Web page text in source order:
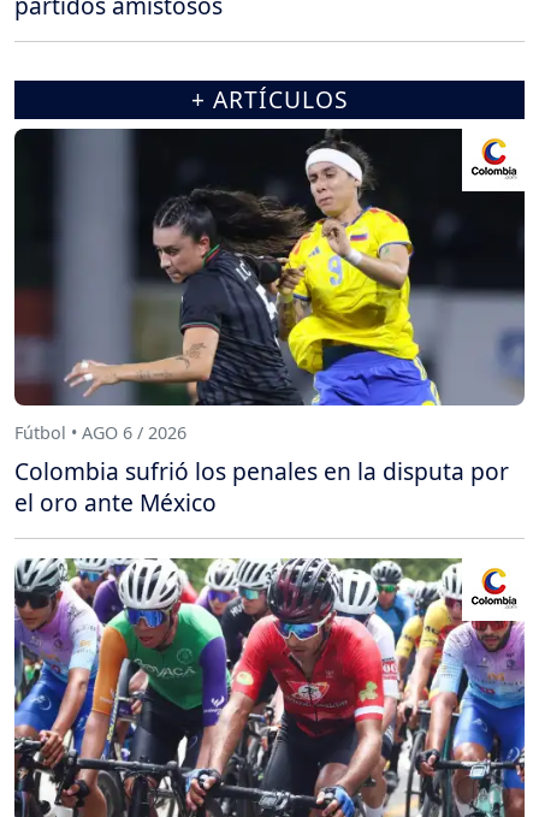
+ ARTÍCULOS
Fútbol • AGO 6 / 2026
Colombia sufrió los penales en la disputa por
el oro ante México